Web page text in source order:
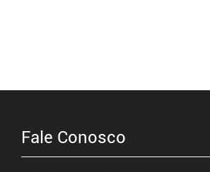
Fale Conosco